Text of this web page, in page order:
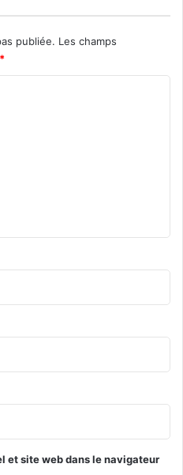
publiée. Les champs
*
et site web dans le navigateur